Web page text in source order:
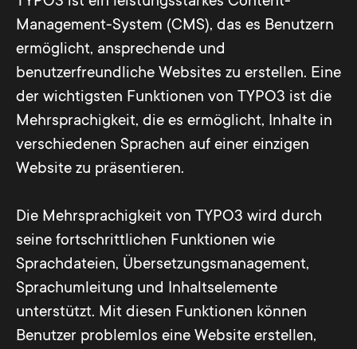
Management-System (CMS), das es Benutzern
ermöglicht, ansprechende und
benutzerfreundliche Websites zu erstellen. Eine
der wichtigsten Funktionen von TYPO3 ist die
Mehrsprachigkeit, die es ermöglicht, Inhalte in
verschiedenen Sprachen auf einer einzigen
Website zu präsentieren.
Die Mehrsprachigkeit von TYPO3 wird durch
seine fortschrittlichen Funktionen wie
Sprachdateien, Übersetzungsmanagement,
Sprachumleitung und Inhaltselemente
unterstützt. Mit diesen Funktionen können
Benutzer problemlos eine Website erstellen,